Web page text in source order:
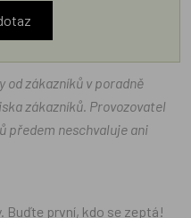
od zákazníků v poradně
zákazníků. Provozovatel
předem neschvaluje ani
Buďte první, kdo se zeptá!